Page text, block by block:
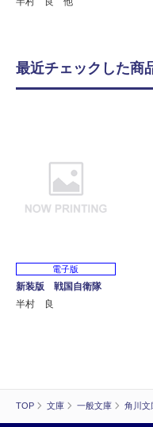
TOP 文庫 一般文庫 角川文
最近チェックした商
電子版
新装版 戦国自衛隊
半村 良